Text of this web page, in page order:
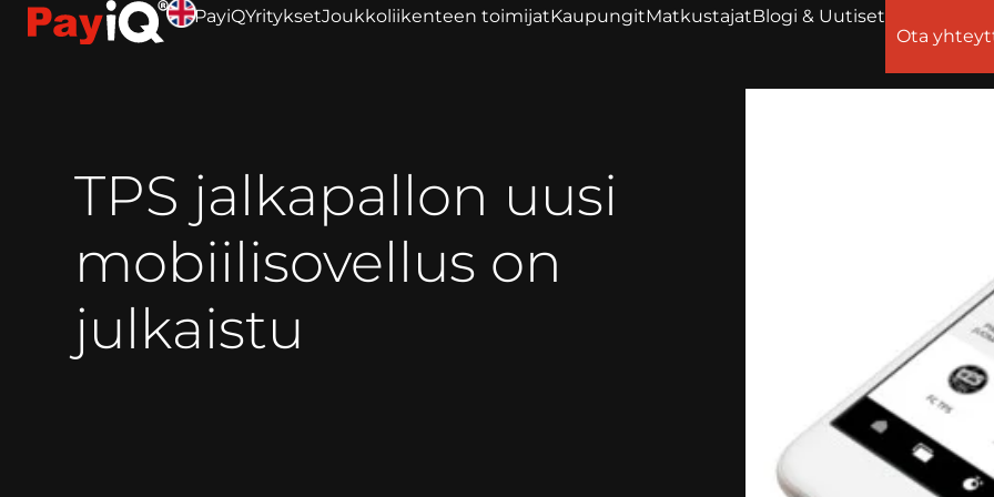
PayiQYrityksetJoukkoliikenteen toimijatKaupungitMatkustajatBlogi & Uutiset
Ota
TPS jalkapallon uusi
mobiilisovellus on
julkaistu